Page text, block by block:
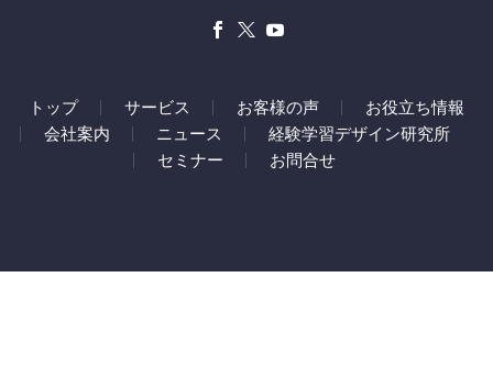
トップ サービス お客様の声
お役立ち情報
会社案内
ニュース
経験学習デザイン研究所
セミナー
お問合せ